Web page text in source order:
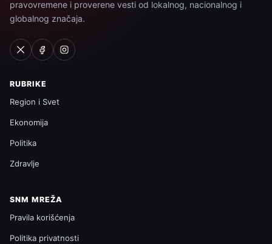
pravovremene i proverene vesti od lokalnog, nacionalnog i
globalnog značaja.
RUBRIKE
Region i Svet
Ekonomija
Politika
Zdravlje
SNM MREŽA
Pravila korišćenja
Politika privatnosti